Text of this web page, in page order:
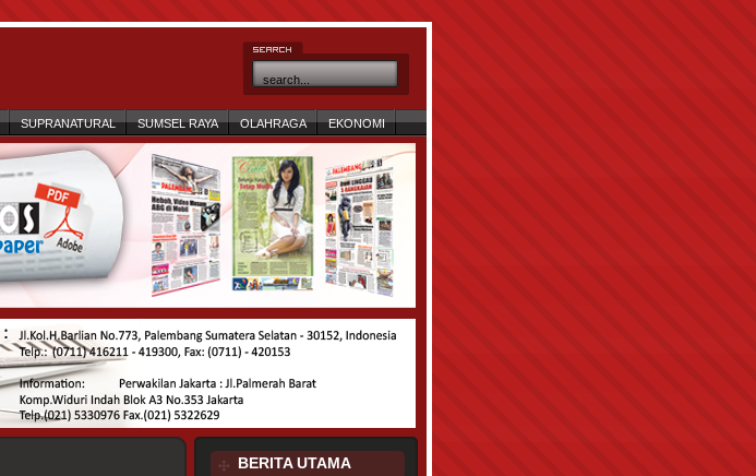
SUPRANATURAL SUMSEL RAYA OLAHRAGA EKONOMI
BERITA UTAMA